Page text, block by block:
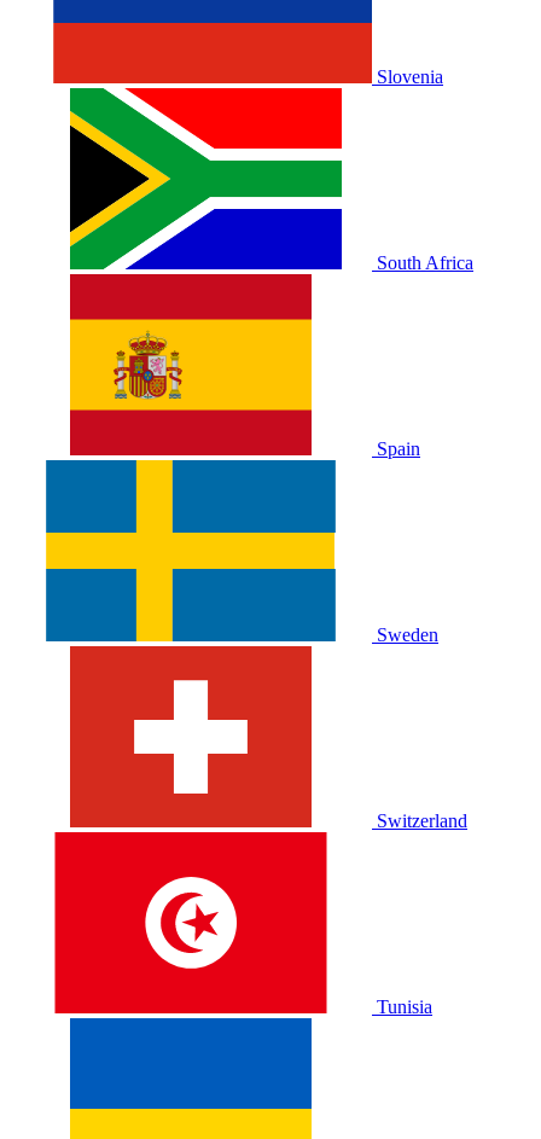
Slovenia
South Africa
Spain
Sweden
Switzerland
Tunisia